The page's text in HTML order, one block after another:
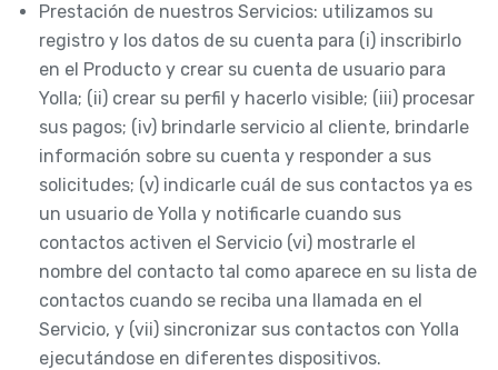
Prestación de nuestros Servicios: utilizamos su
registro y los datos de su cuenta para (i) inscribirlo
en el Producto y crear su cuenta de usuario para
Yolla; (ii) crear su perfil y hacerlo visible; (iii) procesar
sus pagos; (iv) brindarle servicio al cliente, brindarle
información sobre su cuenta y responder a sus
solicitudes; (v) indicarle cuál de sus contactos ya es
un usuario de Yolla y notificarle cuando sus
contactos activen el Servicio (vi) mostrarle el
nombre del contacto tal como aparece en su lista de
contactos cuando se reciba una llamada en el
Servicio, y (vii) sincronizar sus contactos con Yolla
ejecutándose en diferentes dispositivos.